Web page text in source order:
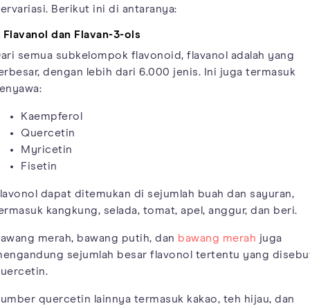
Berikut ini di antaranya:
Flavanol dan Flavan-3-ols
semua subkelompok flavonoid, flavanol adalah yang
dengan lebih dari 6.000 jenis. Ini juga termasuk
Kaempferol
Quercetin
Myricetin
Fisetin
dapat ditemukan di sejumlah buah dan sayuran,
kangkung, selada, tomat, apel, anggur, dan beri.
merah, bawang putih, dan bawang merah juga
sejumlah besar flavonol tertentu yang
quercetin lainnya termasuk kakao, teh hijau, dan